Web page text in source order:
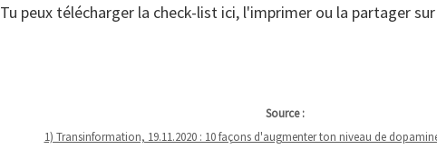
Tu peux télécharger la check-list ici, l'imprimer ou la partager
Source :
1) Transinformation, 19.11.2020 : 10 façons d'augmenter ton niveau de